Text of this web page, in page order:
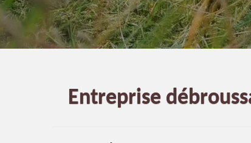
Entreprise